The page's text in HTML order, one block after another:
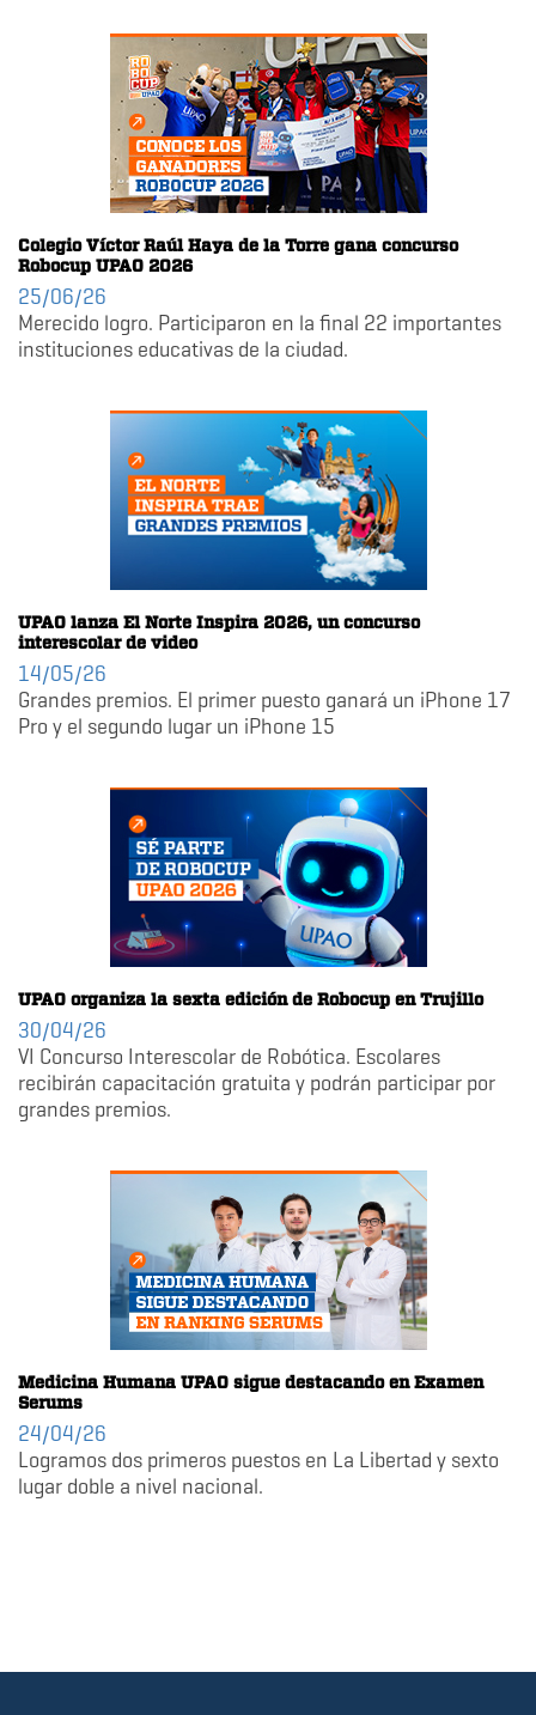
Colegio Víctor Raúl Haya de la Torre gana concurso
Robocup UPAO 2026
25/06/26
Merecido logro. Participaron en la final 22 importantes
instituciones educativas de la ciudad.
UPAO lanza El Norte Inspira 2026, un concurso
interescolar de video
14/05/26
Grandes premios. El primer puesto ganará un iPhone 17
Pro y el segundo lugar un iPhone 15
UPAO organiza la sexta edición de Robocup en Trujillo
30/04/26
VI Concurso Interescolar de Robótica. Escolares
recibirán capacitación gratuita y podrán participar por
grandes premios.
Medicina Humana UPAO sigue destacando en Examen
Serums
24/04/26
Logramos dos primeros puestos en La Libertad y sexto
lugar doble a nivel nacional.